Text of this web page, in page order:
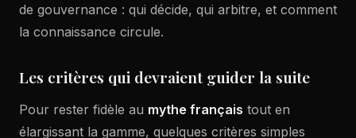
de gouvernance : qui décide, qui arbitre, et comment
la connaissance circule.
Les critères qui devraient guider la suite
Pour rester fidèle au mythe français tout en
élargissant la gamme, quelques critères simples